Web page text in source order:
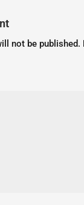
not be published.